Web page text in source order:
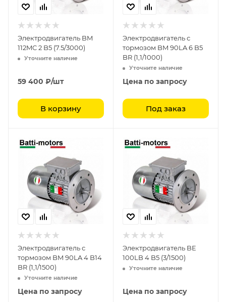
Электродвигатель BM
112MC 2 B5 (7.5/3000)
Уточните наличие
59 400 ₽/шт
В корзину
Электродвигатель с
тормозом BM 90LA 6 B5
BR (1,1/1000)
Уточните наличие
Цена по запросу
Под заказ
Электродвигатель с
тормозом BM 90LA 4 B14
BR (1,1/1500)
Уточните наличие
Цена по запросу
Электродвигатель BE
100LB 4 B5 (3/1500)
Уточните наличие
Цена по запросу